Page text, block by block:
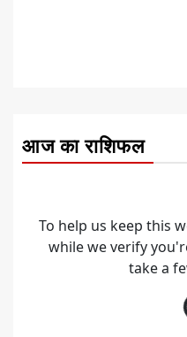
आज का राशिफल